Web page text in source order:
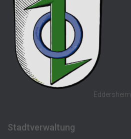
Eddersheim
Stadtverwaltung